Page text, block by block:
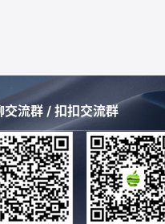
交流群 / 扣扣交流群